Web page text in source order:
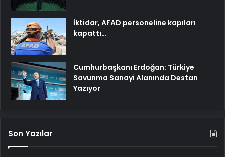
İktidar, AFAD personeline kapıları
kapattı…
Cumhurbaşkanı Erdoğan: Türkiye
Savunma Sanayi Alanında Destan
Yazıyor
Son Yazılar